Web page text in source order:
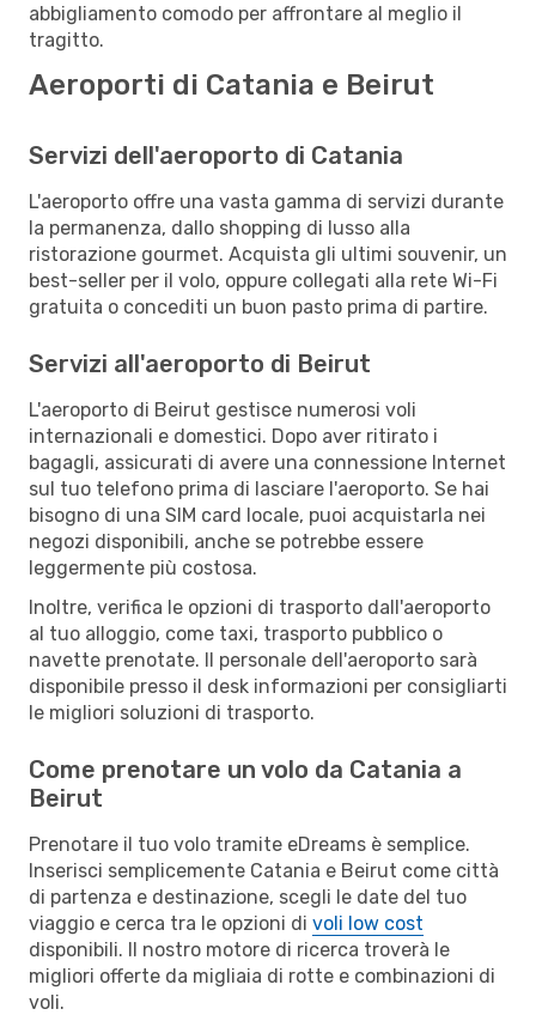
abbigliamento comodo per affrontare al meglio il
tragitto.
Aeroporti di Catania e Beirut
Servizi dell'aeroporto di Catania
L'aeroporto offre una vasta gamma di servizi durante
la permanenza, dallo shopping di lusso alla
ristorazione gourmet. Acquista gli ultimi souvenir, un
best-seller per il volo, oppure collegati alla rete Wi-Fi
gratuita o concediti un buon pasto prima di partire.
Servizi all'aeroporto di Beirut
L'aeroporto di Beirut gestisce numerosi voli
internazionali e domestici. Dopo aver ritirato i
bagagli, assicurati di avere una connessione Internet
sul tuo telefono prima di lasciare l'aeroporto. Se hai
bisogno di una SIM card locale, puoi acquistarla nei
negozi disponibili, anche se potrebbe essere
leggermente più costosa.
Inoltre, verifica le opzioni di trasporto dall'aeroporto
al tuo alloggio, come taxi, trasporto pubblico o
navette prenotate. Il personale dell'aeroporto sarà
disponibile presso il desk informazioni per consigliarti
le migliori soluzioni di trasporto.
Come prenotare un volo da Catania a
Beirut
Prenotare il tuo volo tramite eDreams è semplice.
Inserisci semplicemente Catania e Beirut come città
di partenza e destinazione, scegli le date del tuo
viaggio e cerca tra le opzioni di voli low cost
disponibili. Il nostro motore di ricerca troverà le
migliori offerte da migliaia di rotte e combinazioni di
voli.